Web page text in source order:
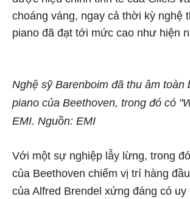
choáng váng, ngay cả thời kỳ nghệ
piano đã đạt tới mức cao như hiện
Nghệ sỹ Barenboim đã thu âm toàn
piano của Beethoven, trong đó có
EMI. Nguồn: EMI
Với một sự nghiệp lẫy lừng, trong
của Beethoven chiếm vị trí hàng
của Alfred Brendel xứng đáng có